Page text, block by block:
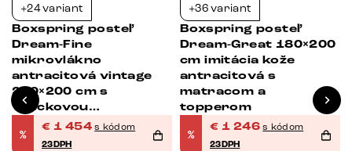
+24 variant
Boxspring posteľ
Dream-Fine
mikrovlákno
antracitová vintage
200×200 cm s
vreckovou
pružinovou matracou
a topperom Visco
%
€ 1 454 s kódom
23DPH
+36 variant
Boxspring posteľ
Dream-Great 180×200
cm imitácia kože
antracitová s
matracom a
topperom
%
€ 1 246 s kódom
23DPH